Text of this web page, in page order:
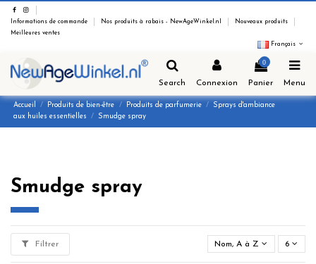
Informations de commande Nos produits à rabais - NewAgeWinkel.nl
Nouveaux produits
Meilleures ventes
Français
Search Connexion
0
Panier Menu
Accueil Produits de bien-être Produits de parfumerie
Sprays d'ambiance
aux huiles essentielles
Smudge spray
Smudge spray
Filtrer Nom, A à Z 6